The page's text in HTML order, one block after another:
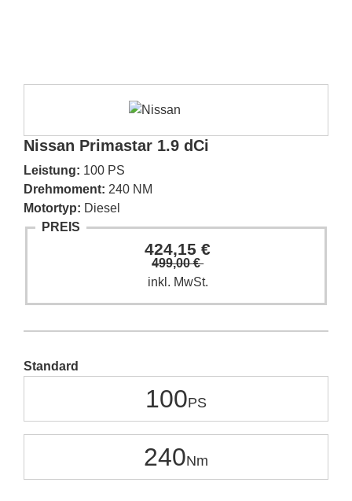
Nissan Primastar 1.9 dCi
Leistung: 100 PS
Drehmoment: 240 NM
Motortyp: Diesel
PREIS
424,15 €
499,00 €
inkl. MwSt.
Standard
100
240